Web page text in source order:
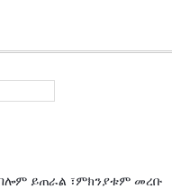
ይጠራል ፣ምክንያቱም መረቡ